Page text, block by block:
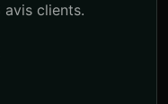
clients.